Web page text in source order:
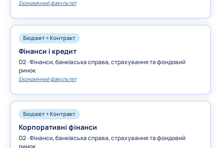
Економічний факультет
Бюджет + Контракт
Фінанси і кредит
D2 · Фінанси, банківська справа, страхування та фондовий
ринок
Економічний факультет
Бюджет + Контракт
Корпоративні фінанси
D2 · Фінанси, банківська справа, страхування та фондовий
ринок